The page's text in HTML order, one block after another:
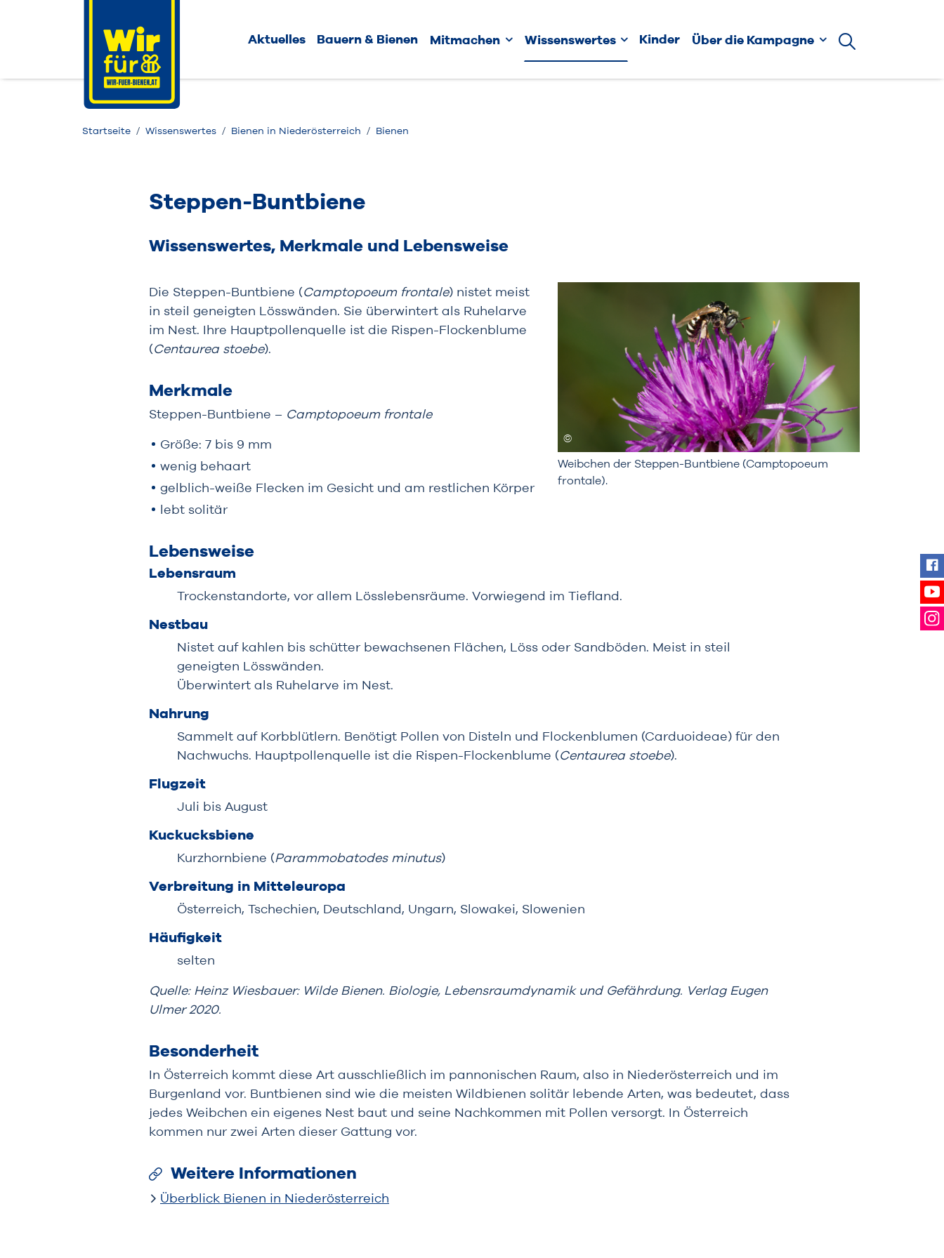
Aktuelles Bauern & Bienen Mitmachen Wissenswertes Kinder Über die Kampagne
Startseite Wissenswertes Bienen in Niederösterreich Bienen
Steppen-Buntbiene
Wissenswertes, Merkmale und Lebensweise
Weibchen der Steppen-Buntbiene (Camptopoeum
frontale).
Die Steppen-Buntbiene (Camptopoeum frontale) nistet meist
in steil geneigten Lösswänden. Sie überwintert als Ruhelarve
im Nest. Ihre Hauptpollenquelle ist die Rispen-Flockenblume
(Centaurea stoebe).
Merkmale
Steppen-Buntbiene – Camptopoeum frontale
Größe: 7 bis 9 mm
wenig behaart
gelblich-weiße Flecken im Gesicht und am restlichen Körper
lebt solitär
Lebensweise
Lebensraum
Trockenstandorte, vor allem Lösslebensräume. Vorwiegend im Tiefland.
Nestbau
Nistet auf kahlen bis schütter bewachsenen Flächen, Löss oder Sandböden. Meist in steil
geneigten Lösswänden.
Überwintert als Ruhelarve im Nest.
Nahrung
Sammelt auf Korbblütlern. Benötigt Pollen von Disteln und Flockenblumen (Carduoideae) für den
Nachwuchs. Hauptpollenquelle ist die Rispen-Flockenblume (Centaurea stoebe).
Flugzeit
Juli bis August
Kuckucksbiene
Kurzhornbiene (Parammobatodes minutus)
Verbreitung in Mitteleuropa
Österreich, Tschechien, Deutschland, Ungarn, Slowakei, Slowenien
Häufigkeit
selten
Quelle: Heinz Wiesbauer: Wilde Bienen. Biologie, Lebensraumdynamik und Gefährdung. Verlag Eugen
Ulmer 2020.
Besonderheit
In Österreich kommt diese Art ausschließlich im pannonischen Raum, also in Niederösterreich und im
Burgenland vor. Buntbienen sind wie die meisten Wildbienen solitär lebende Arten, was bedeutet, dass
jedes Weibchen ein eigenes Nest baut und seine Nachkommen mit Pollen versorgt. In Österreich
kommen nur zwei Arten dieser Gattung vor.
Weitere Informationen
Überblick Bienen in Niederösterreich